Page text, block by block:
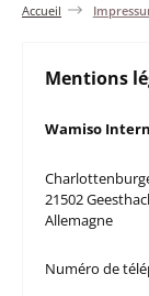
Accueil
Mentions
Wamiso
21502
Allemagne
Numéro de